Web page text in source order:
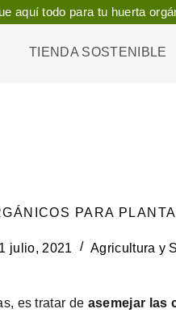
aquí todo para tu huerta
TIENDA SOSTENIBLE
PARA
julio, 2021 Agricultura y
es tratar de asemejar las